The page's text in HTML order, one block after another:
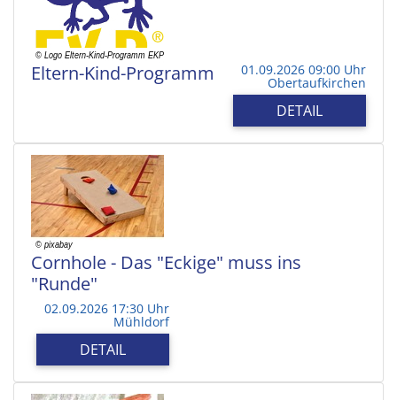
Eltern-Kind-Programm 01.09.2026 09:00 Uhr
Obertaufkirchen
DETAIL
Cornhole - Das "Eckige" muss ins
"Runde"
02.09.2026 17:30 Uhr
Mühldorf
DETAIL